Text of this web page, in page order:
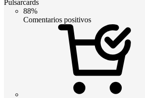
Pulsarcards
88%
Comentarios positivos